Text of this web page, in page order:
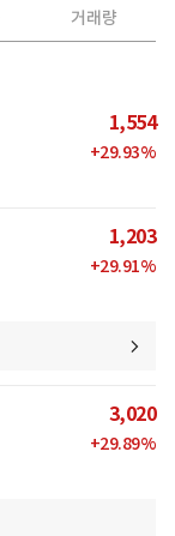
거래량
1,554
+29.93%
1,203
+29.91%
3,020
+29.89%